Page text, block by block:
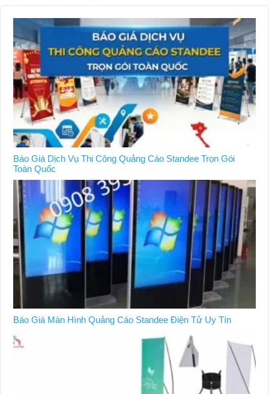
Báo Giá Dịch Vụ Thi Công Quảng Cáo Standee Trọn Gói
Toàn Quốc
Báo Giá Màn Hình Quảng Cáo Standee Điện Tử Uy Tín